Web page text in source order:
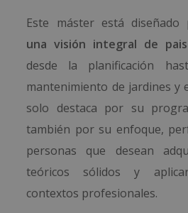
Este máster está diseñado
una visión integral de
desde la planificación
mantenimiento de jardines y
solo destaca por su
también por su enfoque,
personas que desean
teóricos sólidos y
contextos profesionales.